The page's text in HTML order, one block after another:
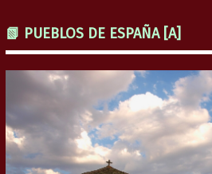
📗 PUEBLOS DE ESPAÑA [A]